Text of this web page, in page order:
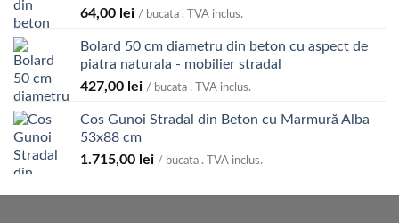
64,00 lei / bucata . TVA inclus.
Bolard 50 cm diametru din beton cu aspect de
piatra naturala - mobilier stradal
427,00 lei / bucata . TVA inclus.
Cos Gunoi Stradal din Beton cu Marmură Alba
53x88 cm
1.715,00 lei / bucata . TVA inclus.